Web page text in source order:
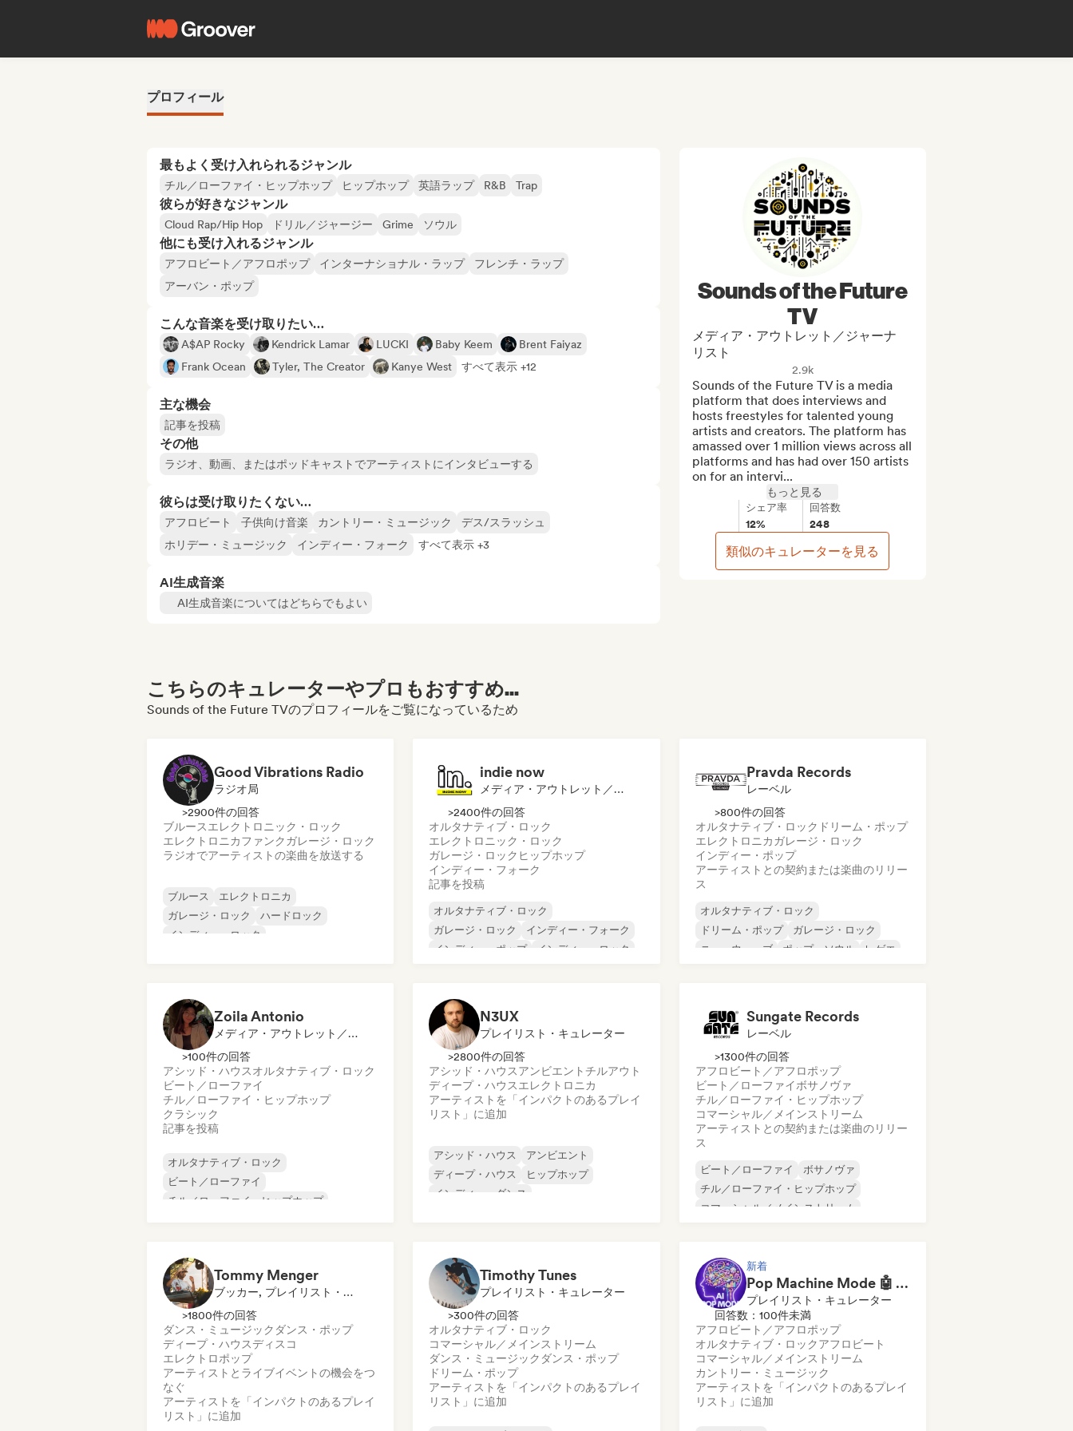
プロフィール
最もよく受け入れられるジャンル
チル／ローファイ・ヒップホップ ヒップホップ 英語ラップ R&B Trap
彼らが好きなジャンル
Cloud Rap/Hip Hop ドリル／ジャージー Grime ソウル
他にも受け入れるジャンル
アフロビート／アフロポップ インターナショナル・ラップ
フレンチ・ラップ
アーバン・ポップ
こんな音楽を受け取りたい…
A$AP Rocky Kendrick Lamar LUCKI Baby Keem
Brent Faiyaz
Frank Ocean
Tyler, The Creator Kanye West すべて表示 +12
主な機会
記事を投稿
その他
ラジオ、動画、またはポッドキャストでアーティストにインタビューする
彼らは受け取りたくない…
アフロビート 子供向け音楽 カントリー・ミュージック
デス/スラッシュ
ホリデー・ミュージック
インディー・フォーク すべて表示 +3
AI生成音楽
AI生成音楽についてはどちらでもよい
Sounds of the Future
TV
メディア・アウトレット／ジャーナ
リスト
2.9k
Sounds of the Future TV is a media
platform that does interviews and
hosts freestyles for talented young
artists and creators. The platform has
amassed over 1 million views across all
platforms and has had over 150 artists
on for an intervi...
もっと見る
シェア率
12%
回答数
248
類似のキュレーターを見る
こちらのキュレーターやプロもおすすめ...
Sounds of the Future TVのプロフィールをご覧になっているため
Good Vibrations Radio
ラジオ局
>2900件の回答
ブルースエレクトロニック・ロック
エレクトロニカファンクガレージ・ロック
ラジオでアーティストの楽曲を放送する
ブルース
エレクトロニカ
ガレージ・ロック
ハードロック
インディー・ロック
ック
indie now
メディア・アウトレット／ジャーナリスト
>2400件の回答
オルタナティブ・ロック
エレクトロニック・ロック
ガレージ・ロック ヒップホップ
インディー・フォーク
記事を投稿
オルタナティブ・ロック
ガレージ・ロック
インディー・フォーク
インディー・ポップ
インディー・ロック
Pravda Records
レーベル
>800件の回答
オルタナティブ・ロック ドリーム・ポップ
エレクトロニカガレージ・ロック
インディー・ポップ
アーティストとの契約または楽曲のリリー
ス
オルタナティブ・ロック
ドリーム・ポップ
ガレージ・ロック
ニューウェーブ
ポップ・ソウル
レゲエ
Zoila Antonio
メディア・アウトレット／ジャーナリスト
>100件の回答
アシッド・ハウスオルタナティブ・ロック
ビート／ローファイ
チル／ローファイ・ヒップホップ
クラシック
記事を投稿
オルタナティブ・ロック
ビート／ローファイ
チル／ローファイ・ヒップホップ
ドリーム・ポップ
N3UX
プレイリスト・キュレーター
>2800件の回答
アシッド・ハウスアンビエント チルアウト
ディープ・ハウスエレクトロニカ
アーティストを「インパクトのあるプレイ
リスト」に追加
アシッド・ハウス
アンビエント
ディープ・ハウス
ヒップホップ
インディー・ダンス
Sungate Records
レーベル
>1300件の回答
アフロビート／アフロポップ
ビート／ローファイボサノヴァ
チル／ローファイ・ヒップホップ
コマーシャル／メインストリーム
アーティストとの契約または楽曲のリリー
ス
ビート／ローファイ
ボサノヴァ
チル／ローファイ・ヒップホップ
コマーシャル／メインストリーム
Tommy Menger
ブッカー, プレイリスト・キュレーター
>1800件の回答
ダンス・ミュージック ダンス・ポップ
ディープ・ハウスディスコ
エレクトロポップ
アーティストとライブイベントの機会をつ
なぐ
アーティストを「インパクトのあるプレイ
リスト」に追加
Timothy Tunes
プレイリスト・キュレーター
>300件の回答
オルタナティブ・ロック
コマーシャル／メインストリーム
ダンス・ミュージック ダンス・ポップ
ドリーム・ポップ
アーティストを「インパクトのあるプレイ
リスト」に追加
新着
Pop Machine Mode 🤖 AI Music, Indie Pop & Dream Pop
プレイリスト・キュレーター
回答数：100件未満
アフロビート／アフロポップ
オルタナティブ・ロックアフロビート
コマーシャル／メインストリーム
カントリー・ミュージック
アーティストを「インパクトのあるプレイ
リスト」に追加